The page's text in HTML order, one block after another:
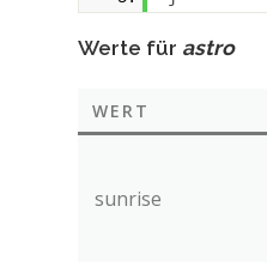
Werte für astro
WERT
sunrise